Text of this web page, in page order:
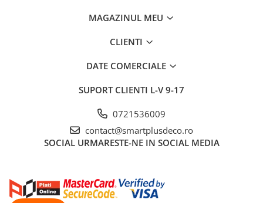
MAGAZINUL MEU
CLIENTI
DATE COMERCIALE
SUPORT CLIENTI L-V 9-17
0721536009
contact@smartplusdeco.ro
SOCIAL URMARESTE-NE IN SOCIAL MEDIA